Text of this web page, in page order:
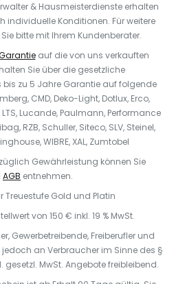
& Hausmeisterdienste erhalten
individuelle Konditionen. Für weitere
bitte mit Ihrem Kundenberater.
auf die von uns verkauften
Sie über die gesetzliche
zu 5 Jahre Garantie auf folgende
CMD, Deko-Light, Dotlux, Erco,
Lucande, Paulmann, Performance
RZB, Schuller, Siteco, SLV, Steinel,
WIBRE, XAL, Zumtobel
Gewährleistung können Sie
AGB entnehmen.
Treuestufe Gold und Platin
von 150 € inkl. 19 % MwSt.
Gewerbetreibende, Freiberufler und
an Verbraucher im Sinne des §
gesetzl. MwSt. Angebote freibleibend.